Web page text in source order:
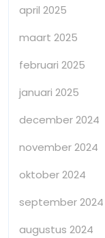
april 2025
maart 2025
februari 2025
januari 2025
december 2024
november 2024
oktober 2024
september 2024
augustus 2024